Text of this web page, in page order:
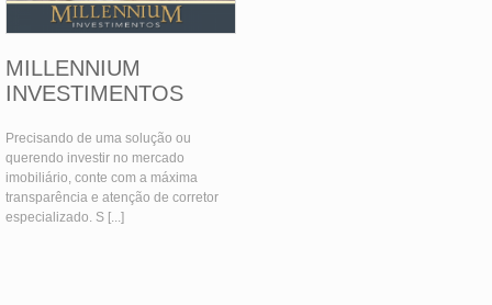
MILLENNIUM
INVESTIMENTOS
Precisando de uma solução ou
querendo investir no mercado
imobiliário, conte com a máxima
transparência e atenção de corretor
especializado. S [...]